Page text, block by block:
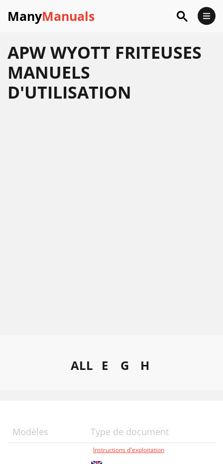
ManyManuals
APW WYOTT FRITEUSES
MANUELS
D'UTILISATION
ALL E G H
Modèles Type de document
Instructions d'exploitation